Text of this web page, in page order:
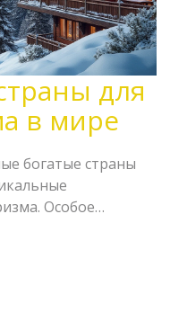
для
в мире
богатые страны
Особое
ресурсы для
интересные